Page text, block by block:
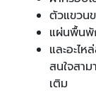
ตัวแขวน
แผ่นพื้นพั
และอะไ
สนใจสา
เติม